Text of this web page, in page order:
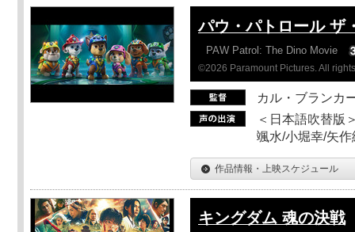
パウ・パトロール ザ
PAW Patrol: The Dino Movie
©2026 Paramount Pictures. All
カル・ブランカ
＜日本語吹替版
颯水/小堀幸/矢作
作品情報・上映スケジュール
キングダム 魂の決戦